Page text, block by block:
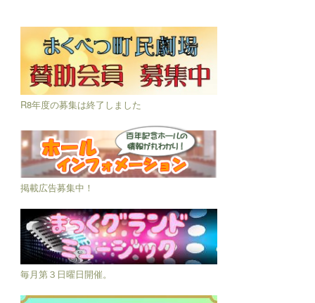
R8年度の募集は終了しました
掲載広告募集中！
毎月第３日曜日開催。